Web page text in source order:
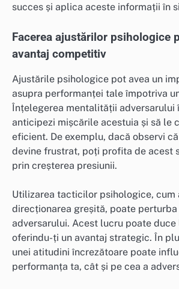
succes și aplica aceste informații în
Facerea ajustărilor psihologice
avantaj competitiv
Ajustările psihologice pot avea un
asupra performanței tale împotriva
Înțelegerea mentalității adversarului
anticipezi mișcările acestuia și să le
eficient. De exemplu, dacă observi
devine frustrat, poți profita de acest
prin creșterea presiunii.
Utilizarea tacticilor psihologice, cum
direcționarea greșită, poate
adversarului. Acest lucru poate duce
oferindu-ți un avantaj strategic. În
unei atitudini încrezătoare poate
performanța ta, cât și pe cea a